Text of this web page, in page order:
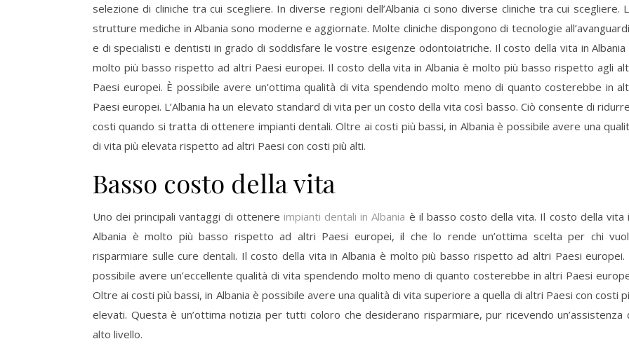
selezione di cliniche tra cui scegliere. In diverse regioni dell’Albania ci sono diverse cliniche tra cui scegliere.
strutture mediche in Albania sono moderne e aggiornate. Molte cliniche dispongono di tecnologie
e di specialisti e dentisti in grado di soddisfare le vostre esigenze odontoiatriche. Il costo della vita in Albania
molto più basso rispetto ad altri Paesi europei. Il costo della vita in Albania è molto più basso rispetto agli
Paesi europei. È possibile avere un’ottima qualità di vita spendendo molto meno di quanto costerebbe in
Paesi europei. L’Albania ha un elevato standard di vita per un costo della vita così basso. Ciò consente di
costi quando si tratta di ottenere impianti dentali. Oltre ai costi più bassi, in Albania è possibile avere una
di vita più elevata rispetto ad altri Paesi con costi più alti.
Basso costo della vita
Uno dei principali vantaggi di ottenere impianti dentali in Albania è il basso costo della vita. Il costo della vita
Albania è molto più basso rispetto ad altri Paesi europei, il che lo rende un’ottima scelta per chi
risparmiare sulle cure dentali. Il costo della vita in Albania è molto più basso rispetto ad altri Paesi europei.
possibile avere un’eccellente qualità di vita spendendo molto meno di quanto costerebbe in altri Paesi
Oltre ai costi più bassi, in Albania è possibile avere una qualità di vita superiore a quella di altri Paesi con costi
elevati. Questa è un’ottima notizia per tutti coloro che desiderano risparmiare, pur ricevendo un’assistenza
alto livello.